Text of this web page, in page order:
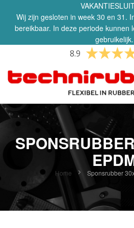
Wij zijn gesloten in week 30 en 31.
bereikbaar. In deze periode kunnen
gebruikelijk.
8.9
Home Sponsrubber